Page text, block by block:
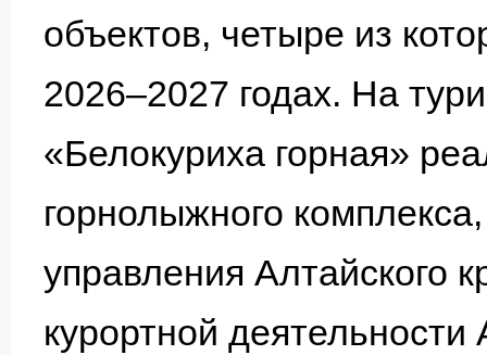
объектов, четыре из
2026–2027 годах. На
«Белокуриха горная»
горнолыжного
управления Алтайского
курортной